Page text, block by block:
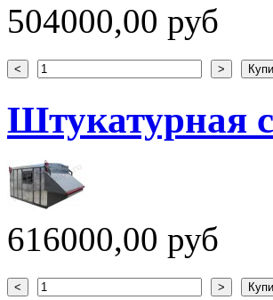
504000,00 руб
Штукатурная
616000,00 руб